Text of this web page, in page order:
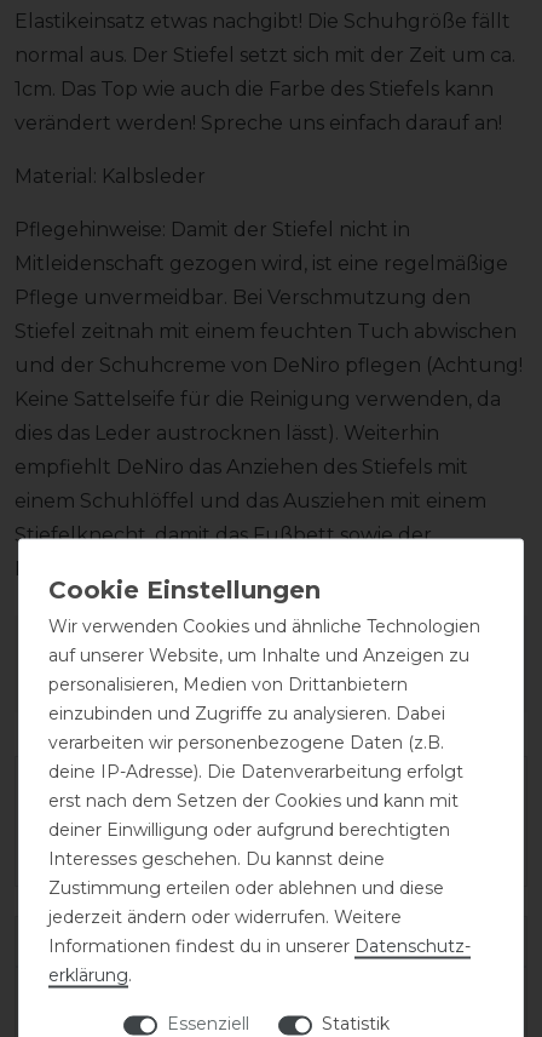
Elastikeinsatz etwas nachgibt! Die Schuhgröße fällt
normal aus. Der Stiefel setzt sich mit der Zeit um ca.
1cm. Das Top wie auch die Farbe des Stiefels kann
verändert werden! Spreche uns einfach darauf an!
Material: Kalbsleder
Pflegehinweise: Damit der Stiefel nicht in
Mitleidenschaft gezogen wird, ist eine regelmäßige
Pflege unvermeidbar. Bei Verschmutzung den
Stiefel zeitnah mit einem feuchten Tuch abwischen
und der Schuhcreme von DeNiro pflegen (Achtung!
Keine Sattelseife für die Reinigung verwenden, da
dies das Leder austrocknen lässt). Weiterhin
empfiehlt DeNiro das Anziehen des Stiefels mit
einem Schuhlöffel und das Ausziehen mit einem
Stiefelknecht, damit das Fußbett sowie der
Reißverschluss unversehrt bleiben.
Wie hat dir die Artikelbeschreibung
gefallen?
Varianten-ID:138216
SKU:salentino/02-quick-black/toplucido-37-
Wir verwenden Cookies und ähnliche Technologien
auf unserer Website, um Inhalte und Anzeigen zu
personalisieren, Medien von Drittanbietern
einzubinden und Zugriffe zu analysieren. Dabei
verarbeiten wir personenbezogene Daten (z.B.
deine IP-Adresse). Die Datenverarbeitung erfolgt
erst nach dem Setzen der Cookies und kann mit
deiner Einwilligung oder aufgrund berechtigten
Interesses geschehen. Du kannst deine
Zustimmung erteilen oder ablehnen und diese
jederzeit ändern oder widerrufen. Weitere
Informationen findest du in unserer Daten­schutz­
erklärung.
Essenziell Statistik